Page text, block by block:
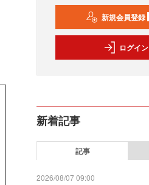
新規会員登録
ログイン
新着記事
記事
2026/08/07 09:00